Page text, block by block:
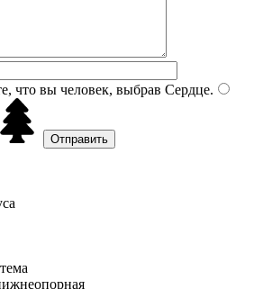
что вы человек, выбрав Сердце.